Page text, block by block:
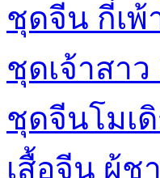
ชุดจีน กี่เพ้
ชุดเจ้าสา
ชุดจีนโมเ
เสื้อจีน ผู้ช